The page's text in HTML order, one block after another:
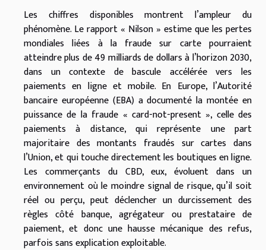
Les chiffres disponibles montrent l’ampleur du
phénomène. Le rapport « Nilson » estime que les pertes
mondiales liées à la fraude sur carte pourraient
atteindre plus de 49 milliards de dollars à l’horizon 2030,
dans un contexte de bascule accélérée vers les
paiements en ligne et mobile. En Europe, l’Autorité
bancaire européenne (EBA) a documenté la montée en
puissance de la fraude « card-not-present », celle des
paiements à distance, qui représente une part
majoritaire des montants fraudés sur cartes dans
l’Union, et qui touche directement les boutiques en ligne.
Les commerçants du CBD, eux, évoluent dans un
environnement où le moindre signal de risque, qu’il soit
réel ou perçu, peut déclencher un durcissement des
règles côté banque, agrégateur ou prestataire de
paiement, et donc une hausse mécanique des refus,
parfois sans explication exploitable.